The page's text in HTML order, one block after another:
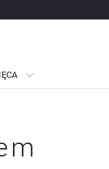
KORZYŚCI: